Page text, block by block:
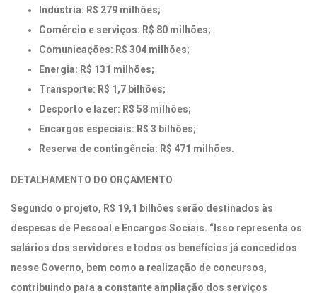
Indústria: R$ 279 milhões;
Comércio e serviços: R$ 80 milhões;
Comunicações: R$ 304 milhões;
Energia: R$ 131 milhões;
Transporte: R$ 1,7 bilhões;
Desporto e lazer: R$ 58 milhões;
Encargos especiais: R$ 3 bilhões;
Reserva de contingência: R$ 471 milhões.
DETALHAMENTO DO ORÇAMENTO
Segundo o projeto, R$ 19,1 bilhões serão destinados às
despesas de Pessoal e Encargos Sociais. “Isso representa os
salários dos servidores e todos os benefícios já concedidos
nesse Governo, bem como a realização de concursos,
contribuindo para a constante ampliação dos serviços